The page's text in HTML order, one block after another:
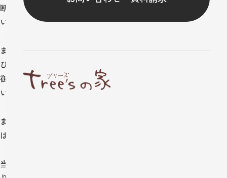
断、情報の変更をする場合がありますので、ご容赦のほどお願
い申し上げます。
また、株式会社ツリーズは間接損害・特別損害・結果的損害及
び付随的損害（当ウェブサイトをご利用されたこと、若しくは
御利用なれなかったことに起因して生じた逸失利益など）につ
いては、一切責任を負いません。
また、当ウェブサイトへの電子メール等による通信に対して
は、返答する義務を負うものではありません。
当ウェブサイトは、日本国に居住されるお客様を対象としてお